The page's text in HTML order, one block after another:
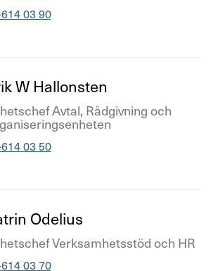
Förtroendevald
03 90
W Hallonsten
Avtal, Rådgiv­ning och
03 50
Odelius
Verk­sam­hets­stöd och HR
03 70